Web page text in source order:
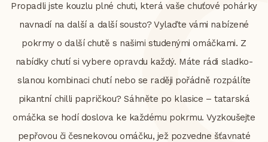
Propadli jste kouzlu plné chuti, která vaše chuťové pohárky
navnadí na další a další sousto? Vylaďte vámi nabízené
pokrmy o další chutě s našimi studenými omáčkami. Z
nabídky chutí si vybere opravdu každý. Máte rádi sladko-
slanou kombinaci chutí nebo se raději pořádně rozpálíte
pikantní chilli papričkou? Sáhněte po klasice – tatarská
omáčka se hodí doslova ke každému pokrmu. Vyzkoušejte
pepřovou či česnekovou omáčku, jež pozvedne šťavnaté